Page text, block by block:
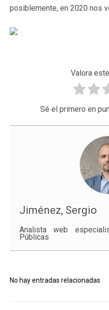
posiblemente, en 2020 nos
Valora
Sé el primero en
Jiménez, Sergio
Analista web
Públicas
No hay entradas relacionadas